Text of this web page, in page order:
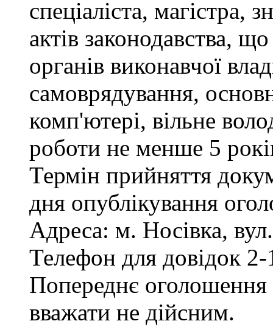
спеціаліста, магістра,
актів законодавства,
органів виконавчої
самоврядування,
комп'ютері, вільне
роботи не менше 5
Термін прийняття
дня опублікування
Адреса: м. Носівка,
Телефон для довідок
Попереднє
вважати не дійсним.